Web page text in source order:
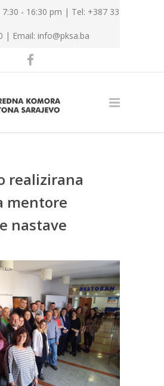
7:30 - 16:30 pm | Tel: +387 33
| Email: info@pksa.ba
realizirana
mentore
nastave